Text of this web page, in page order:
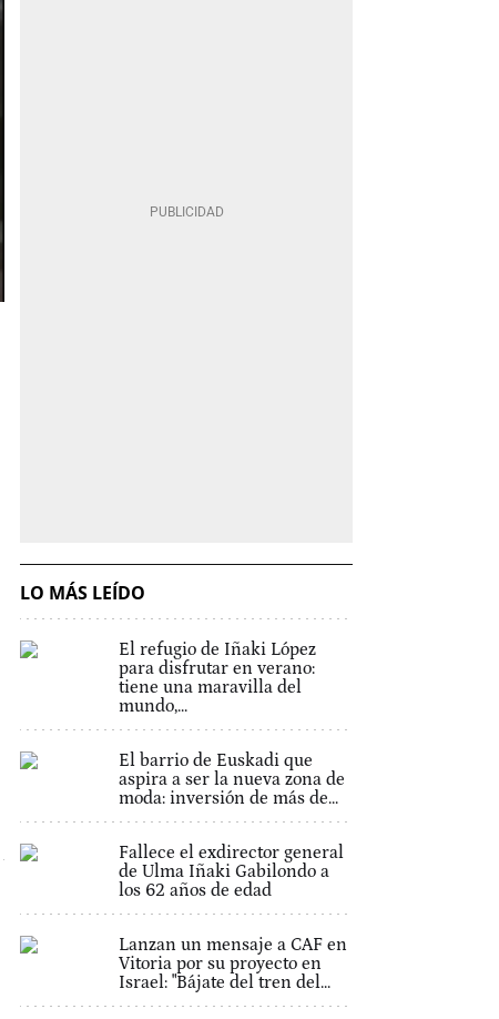
LO MÁS LEÍDO
El refugio de Iñaki López
para disfrutar en verano:
tiene una maravilla del
mundo,...
El barrio de Euskadi que
aspira a ser la nueva zona de
moda: inversión de más de...
Fallece el exdirector general
de Ulma Iñaki Gabilondo a
los 62 años de edad
Lanzan un mensaje a CAF en
Vitoria por su proyecto en
Israel: "Bájate del tren del...